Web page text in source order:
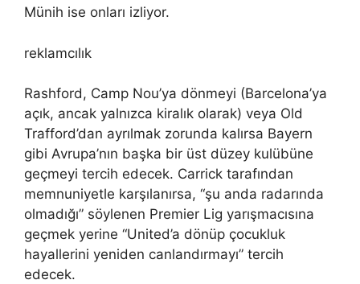
Münih ise onları izliyor.
reklamcılık
Rashford, Camp Nou’ya dönmeyi (Barcelona’ya
açık, ancak yalnızca kiralık olarak) veya Old
Trafford’dan ayrılmak zorunda kalırsa Bayern
gibi Avrupa’nın başka bir üst düzey kulübüne
geçmeyi tercih edecek. Carrick tarafından
memnuniyetle karşılanırsa, “şu anda radarında
olmadığı” söylenen Premier Lig yarışmacısına
geçmek yerine “United’a dönüp çocukluk
hayallerini yeniden canlandırmayı” tercih
edecek.